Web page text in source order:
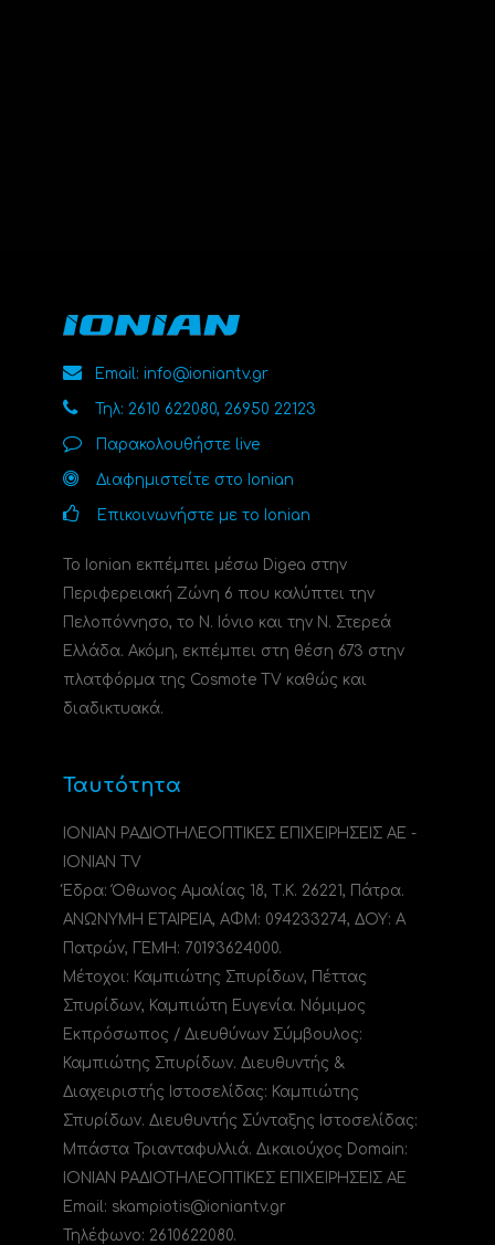
Email: info@ioniantv.gr
Τηλ: 2610 622080, 26950 22123
Παρακολουθήστε live
Διαφημιστείτε στο Ionian
Επικοινωνήστε με το Ionian
Το Ionian εκπέμπει μέσω Digea στην
Περιφερειακή Ζώνη 6 που καλύπτει την
Πελοπόννησο, το N. Ιόνιο και την Ν. Στερεά
Ελλάδα. Ακόμη, εκπέμπει στη θέση 673 στην
πλατφόρμα της Cosmote TV καθώς και
διαδικτυακά.
Ταυτότητα
ΙΟΝΙΑΝ ΡΑΔΙΟΤΗΛΕΟΠΤΙΚΕΣ ΕΠΙΧΕΙΡΗΣΕΙΣ ΑΕ -
IONIAN TV
Έδρα: Όθωνος Αμαλίας 18, Τ.Κ. 26221, Πάτρα.
ΑΝΩΝΥΜΗ ΕΤΑΙΡΕΙΑ, ΑΦΜ: 094233274, ΔΟΥ: A
Πατρών, ΓΕΜΗ: 70193624000.
Μέτοχοι: Καμπιώτης Σπυρίδων, Πέττας
Σπυρίδων, Καμπιώτη Ευγενία. Νόμιμος
Εκπρόσωπος / Διευθύνων Σύμβουλος:
Καμπιώτης Σπυρίδων. Διευθυντής &
Διαχειριστής Ιστοσελίδας: Καμπιώτης
Σπυρίδων. Διευθυντής Σύνταξης Ιστοσελίδας:
Μπάστα Τριανταφυλλιά. Δικαιούχος Domain:
ΙΟΝΙΑΝ ΡΑΔΙΟΤΗΛΕΟΠΤΙΚΕΣ ΕΠΙΧΕΙΡΗΣΕΙΣ ΑΕ
Email: skampiotis@ioniantv.gr
Τηλέφωνο: 2610622080.